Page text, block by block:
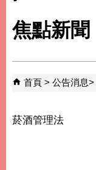
焦點新聞
首頁 公告消息
菸酒管理法